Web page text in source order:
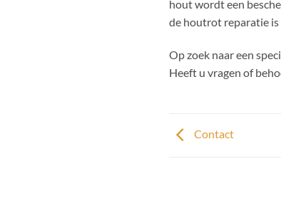
hout wordt een
de houtrot reparatie is
Op zoek naar een
Heeft u vragen of
Contact